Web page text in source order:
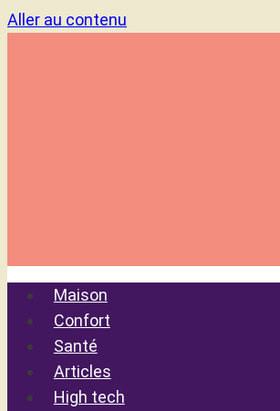
Aller au contenu
Maison
Confort
Santé
Articles
High tech